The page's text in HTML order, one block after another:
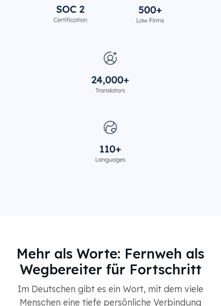
Mehr als Worte: Fernweh als
Wegbereiter für Fortschritt
Im Deutschen gibt es ein Wort, mit dem viele
Menschen eine tiefe persönliche Verbindung